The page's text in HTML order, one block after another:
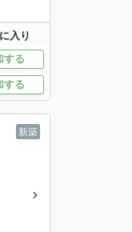
入り
する
する
新築